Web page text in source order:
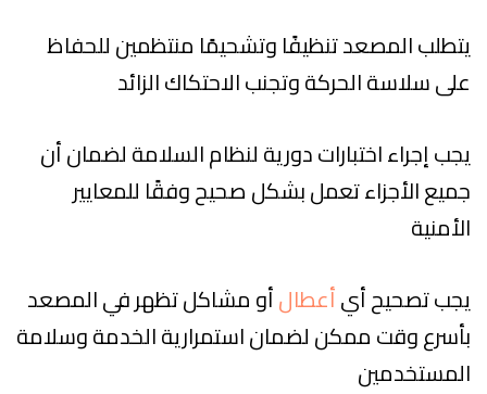
يتطلب المصعد تنظيفًا وتشحيمًا منتظمين للحفاظ
على سلاسة الحركة وتجنب الاحتكاك الزائد
يجب إجراء اختبارات دورية لنظام السلامة لضمان أن
جميع الأجزاء تعمل بشكل صحيح وفقًا للمعايير
الأمنية
يجب تصحيح أيأعطالأو مشاكل تظهر في المصعد
بأسرع وقت ممكن لضمان استمرارية الخدمة وسلامة
المستخدمين